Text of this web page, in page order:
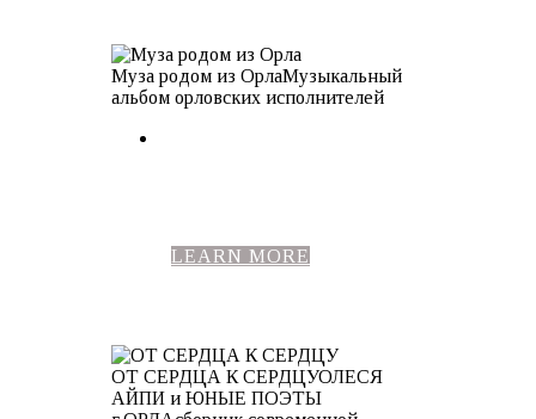
Муза родом из ОрлаМузыкальный
альбом орловских исполнителей
LEARN MORE
ОТ СЕРДЦА К СЕРДЦУОЛЕСЯ
АЙПИ и ЮНЫЕ ПОЭТЫ